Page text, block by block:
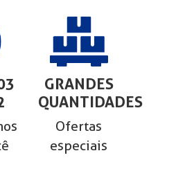
GRANDES
QUANTIDADES
Ofertas
especiais